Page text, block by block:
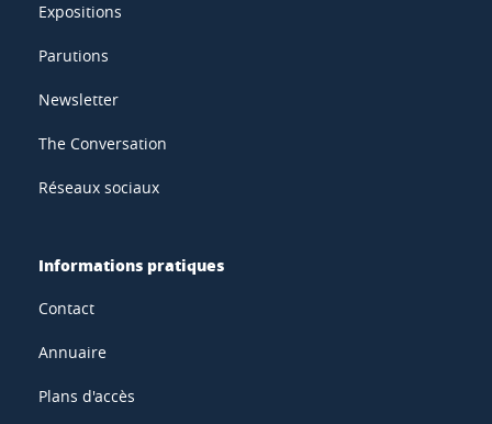
Expositions
Parutions
Newsletter
The Conversation
Réseaux sociaux
Informations pratiques
Contact
Annuaire
Plans d'accès